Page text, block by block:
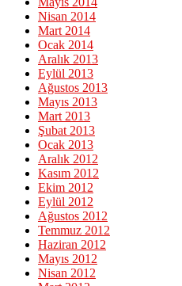
Nisan 2014
Mart 2014
Ocak 2014
Aralık 2013
Eylül 2013
Ağustos 2013
Mayıs 2013
Mart 2013
Şubat 2013
Ocak 2013
Aralık 2012
Kasım 2012
Ekim 2012
Eylül 2012
Ağustos 2012
Temmuz 2012
Haziran 2012
Mayıs 2012
Nisan 2012